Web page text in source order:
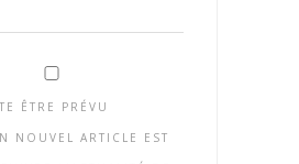
ÊTRE PRÉVU
NOUVEL ARTICLE EST